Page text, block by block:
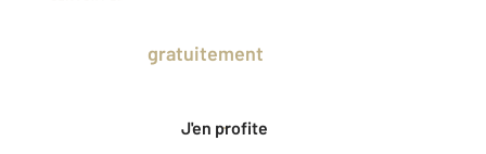
gratuitement
J'en profite